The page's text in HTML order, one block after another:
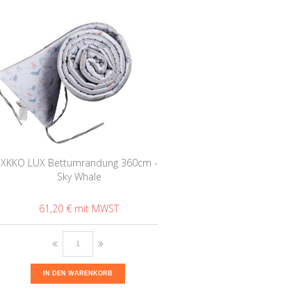
XKKO LUX Bettumrandung 360cm -
Sky Whale
61,20 €
IN DEN WARENKORB